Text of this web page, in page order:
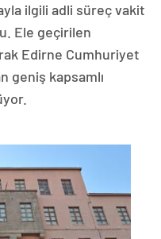
ilgili adli süreç vakit
Ele geçirilen
Edirne Cumhuriyet
geniş kapsamlı